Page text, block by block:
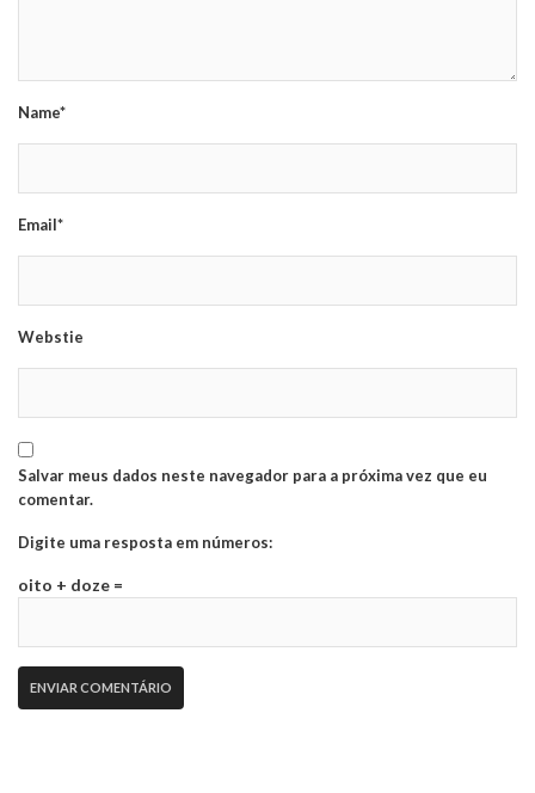
Name*
Email*
Webstie
Salvar meus dados neste navegador para a próxima vez que eu
comentar.
Digite uma resposta em números:
oito + doze =